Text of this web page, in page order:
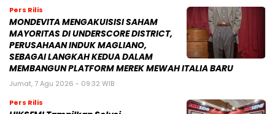
Pers Rilis
Fair Finance Asia Desak Perbankan
Hentikan Pendanaan untuk Sektor
Batu Bara di ASEAN
Kamis, 6 Agu 2026 - 13:02 WIB
NASIONAL